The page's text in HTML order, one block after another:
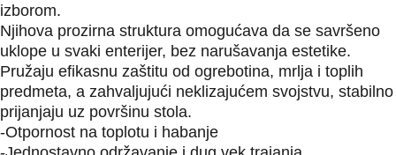
izborom.
Njihova prozirna struktura omogućava da se savršeno
uklope u svaki enterijer, bez narušavanja estetike.
Pružaju efikasnu zaštitu od ogrebotina, mrlja i toplih
predmeta, a zahvaljujući neklizajućem svojstvu, stabilno
prijanjaju uz površinu stola.
-Otpornost na toplotu i habanje